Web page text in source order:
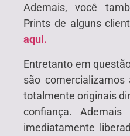
Ademais, você
Prints de alguns
aqui.
Entretanto em
são comercializamos
totalmente originais
confiança.
imediatamente